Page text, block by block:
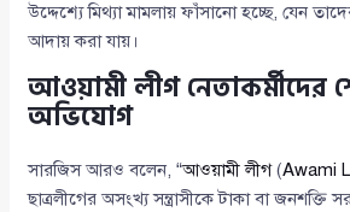
উদ্দেশ্যে মিথ্যা মামলায় ফাঁসানো হচ্ছে, যেন
আদায় করা যায়।
আওয়ামী লীগ নেতাকর্মীদের
অভিযোগ
সারজিস আরও বলেন, “আওয়ামী লীগ(Awami
ছাত্রলীগের অসংখ্য সন্ত্রাসীকে টাকা বা জনশক্তি